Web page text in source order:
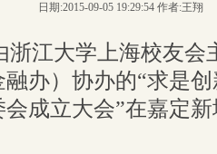
日期:2015-09-05 19:29:54 作者:王翔
浙江大学上海校友
融办）协办的“求是
会成立大会”在嘉定